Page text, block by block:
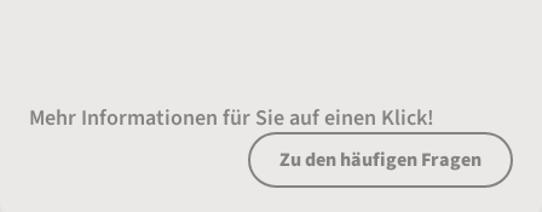
Mehr Informationen für Sie auf einen Klick!
Zu den häufigen Fragen